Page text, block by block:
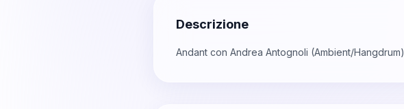
Descrizione
Andant con Andrea Antognoli (Ambient/Hangdrum)